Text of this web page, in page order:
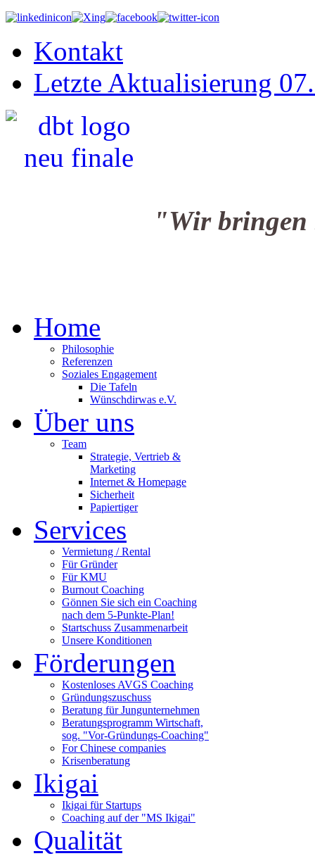
Kontakt
Letzte Aktualisierung
"Wir bringen Sie
Home
Philosophie
Referenzen
Soziales Engagement
Die Tafeln
Wünschdirwas e.V.
Über uns
Team
Strategie, Vertrieb &
Marketing
Internet & Homepage
Sicherheit
Papiertiger
Services
Vermietung / Rental
Für Gründer
Für KMU
Burnout Coaching
Gönnen Sie sich ein Coaching
nach dem 5-Punkte-Plan!
Startschuss Zusammenarbeit
Unsere Konditionen
Förderungen
Kostenloses AVGS Coaching
Gründungszuschuss
Beratung für Jungunternehmen
Beratungsprogramm Wirtschaft,
sog. "Vor-Gründungs-Coaching"
For Chinese companies
Krisenberatung
Ikigai
Ikigai für Startups
Coaching auf der "MS Ikigai"
Qualität